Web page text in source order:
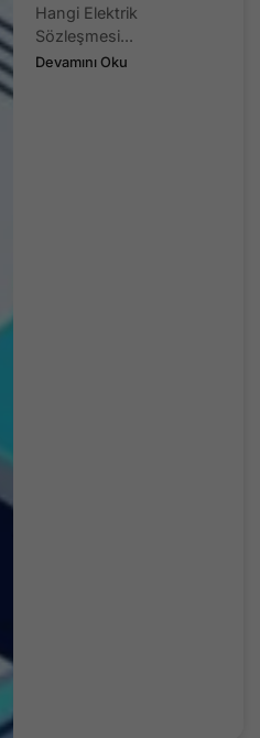
Hangi Elektrik
Sözleşmesi...
Devamını Oku